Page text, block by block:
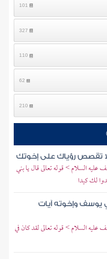
101
327
110
62
210
تقصص رؤياك على إخوتك
السلام > قوله تعالى قال يا بني
لك كيدا
يوسف وإخوته آيات
السلام > قوله تعالى لقد كان في